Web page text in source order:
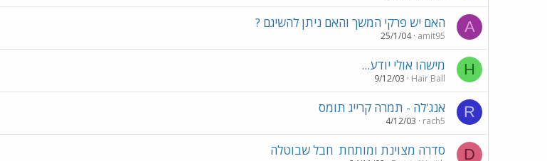
A האם יש פרקי המשך והאם ניתן להשיגם ?
amit95
25/1/04
H מישהו אולי יודע...
Hair Ball
9/12/03
R אנג'לה - תמרה קרייג תומס
rach5
4/12/03
D סדרה מצוינת ומותחת חבל שבוטלה